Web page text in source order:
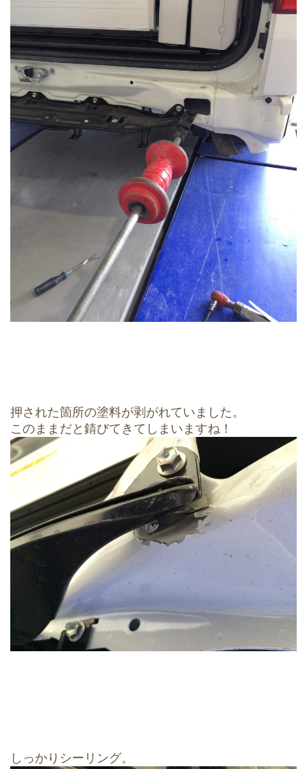
押された箇所の塗料が剥がれていました。
このままだと錆びてきてしまいますね！
しっかりシーリング。